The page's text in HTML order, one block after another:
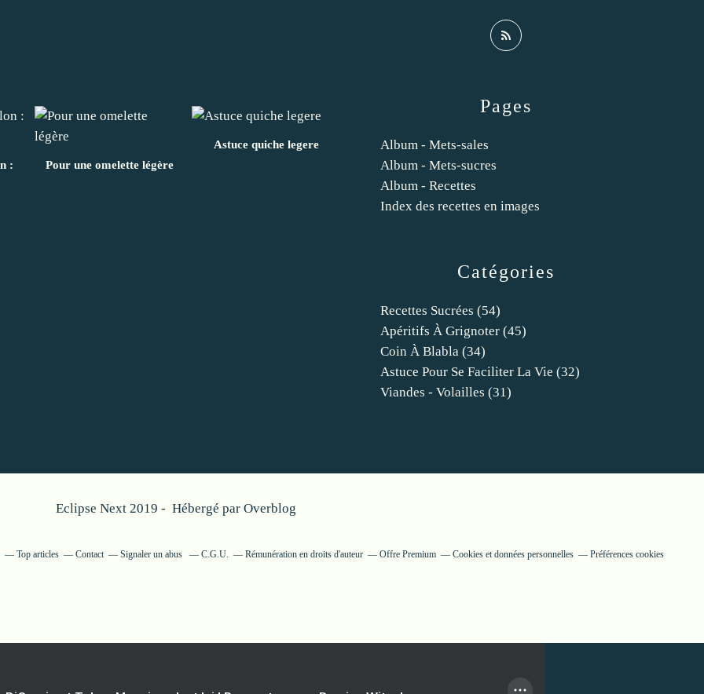
: Pour une omelette légère
Astuce quiche legere
Catégories
Recettes Sucrées (54)
Apéritifs À Grignoter (45)
Coin À Blabla (34)
Astuce Pour Se Faciliter La Vie (32)
Viandes - Volailles (31)
Pages
Album - Mets-sales
Album - Mets-sucres
Album - Recettes
Index des recettes en images
Eclipse Next 2019 - Hébergé par Overblog
Top articles Contact Signaler un abus C.G.U. Rémunération en droits d'auteur Offre Premium Cookies et données personnelles Préférences cookies